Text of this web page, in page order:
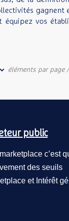
vos
éléments par page/
public
c’est
des seuils
et Intérêt